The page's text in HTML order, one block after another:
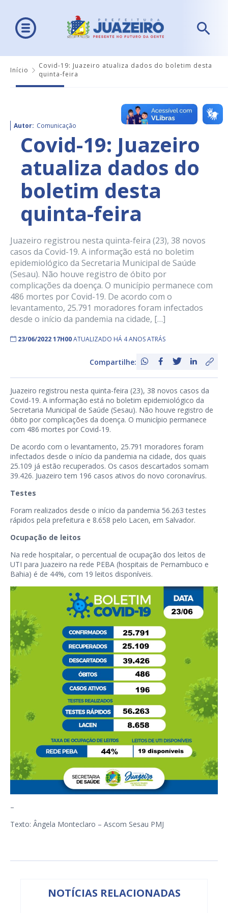
Início
Covid-19: Juazeiro atualiza dados do boletim desta
quinta-feira
Autor: Comunicação
Covid-19: Juazeiro
atualiza dados do
boletim desta
quinta-feira
Juazeiro registrou nesta quinta-feira (23), 38 novos
casos da Covid-19. A informação está no boletim
epidemiológico da Secretaria Municipal de Saúde
(Sesau). Não houve registro de óbito por
complicações da doença. O município permanece com
486 mortes por Covid-19. De acordo com o
levantamento, 25.791 moradores foram infectados
desde o início da pandemia na cidade, […]
23/06/2022 17H00ATUALIZADO HÁ 4 ANOS ATRÁS
Compartilhe:
Juazeiro registrou nesta quinta-feira (23), 38 novos casos da
Covid-19. A informação está no boletim epidemiológico da
Secretaria Municipal de Saúde (Sesau). Não houve registro de
óbito por complicações da doença. O município permanece
com 486 mortes por Covid-19.
De acordo com o levantamento, 25.791 moradores foram
infectados desde o início da pandemia na cidade, dos quais
25.109 já estão recuperados. Os casos descartados somam
39.426. Juazeiro tem 196 casos ativos do novo coronavírus.
Testes
Foram realizados desde o início da pandemia 56.263 testes
rápidos pela prefeitura e 8.658 pelo Lacen, em Salvador.
Ocupação de leitos
Na rede hospitalar, o percentual de ocupação dos leitos de
UTI para Juazeiro na rede PEBA (hospitais de Pernambuco e
Bahia) é de 44%, com 19 leitos disponíveis.
–
Texto: Ângela Monteclaro – Ascom Sesau PMJ
NOTÍCIAS RELACIONADAS